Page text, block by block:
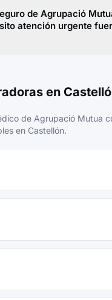
de Agrupació
atención urgente
en
de Agrupació Mutua
en Castellón.